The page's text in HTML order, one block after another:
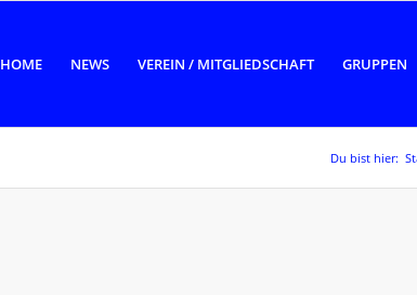
HOME NEWS VEREIN / MITGLIEDSCHAFT GRUPPEN
Du bist hier: